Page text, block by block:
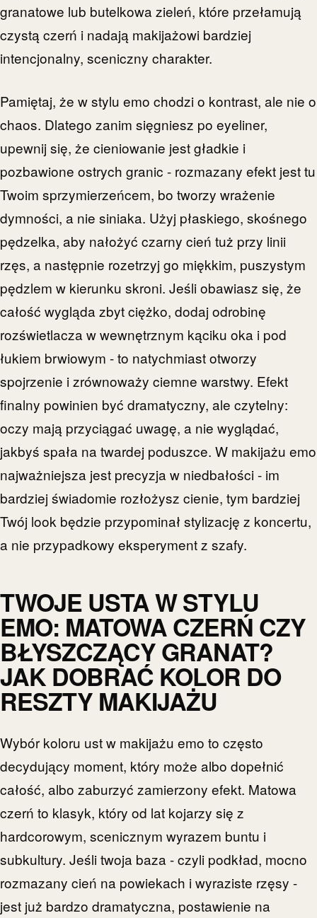
granatowe lub butelkowa zieleń, które przełamują
czystą czerń i nadają makijażowi bardziej
intencjonalny, sceniczny charakter.
Pamiętaj, że w stylu emo chodzi o kontrast, ale nie o
chaos. Dlatego zanim sięgniesz po eyeliner,
upewnij się, że cieniowanie jest gładkie i
pozbawione ostrych granic - rozmazany efekt jest tu
Twoim sprzymierzeńcem, bo tworzy wrażenie
dymności, a nie siniaka. Użyj płaskiego, skośnego
pędzelka, aby nałożyć czarny cień tuż przy linii
rzęs, a następnie rozetrzyj go miękkim, puszystym
pędzlem w kierunku skroni. Jeśli obawiasz się, że
całość wygląda zbyt ciężko, dodaj odrobinę
rozświetlacza w wewnętrznym kąciku oka i pod
łukiem brwiowym - to natychmiast otworzy
spojrzenie i zrównoważy ciemne warstwy. Efekt
finalny powinien być dramatyczny, ale czytelny:
oczy mają przyciągać uwagę, a nie wyglądać,
jakbyś spała na twardej poduszce. W makijażu emo
najważniejsza jest precyzja w niedbałości - im
bardziej świadomie rozłożysz cienie, tym bardziej
Twój look będzie przypominał stylizację z koncertu,
a nie przypadkowy eksperyment z szafy.
TWOJE USTA W STYLU
EMO: MATOWA CZERŃ CZY
BŁYSZCZĄCY GRANAT?
JAK DOBRAĆ KOLOR DO
RESZTY MAKIJAŻU
Wybór koloru ust w makijażu emo to często
decydujący moment, który może albo dopełnić
całość, albo zaburzyć zamierzony efekt. Matowa
czerń to klasyk, który od lat kojarzy się z
hardcorowym, scenicznym wyrazem buntu i
subkultury. Jeśli twoja baza - czyli podkład, mocno
rozmazany cień na powiekach i wyraziste rzęsy -
jest już bardzo dramatyczna, postawienie na